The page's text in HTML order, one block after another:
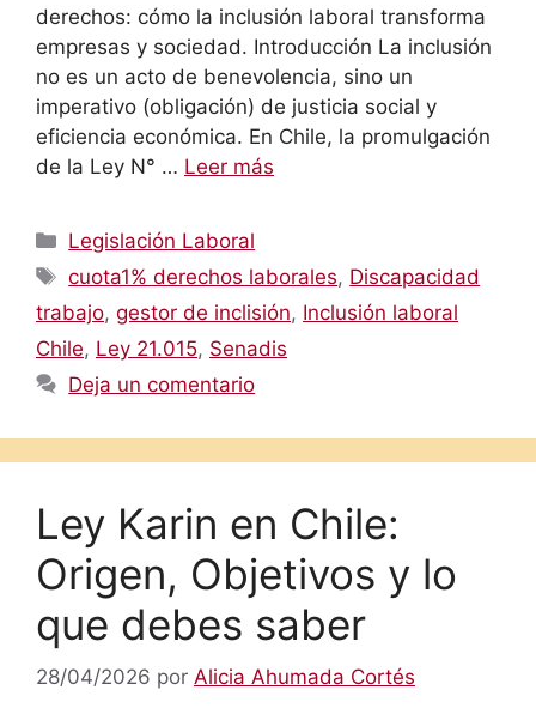
derechos: cómo la inclusión laboral transforma
empresas y sociedad. Introducción La inclusión
no es un acto de benevolencia, sino un
imperativo (obligación) de justicia social y
eficiencia económica. En Chile, la promulgación
de la Ley N° … Leer más
Categorías
Legislación Laboral
Etiquetas
cuota1% derechos laborales, Discapacidad
trabajo, gestor de inclisión, Inclusión laboral
Chile, Ley 21.015, Senadis
Deja un comentario
Ley Karin en Chile:
Origen, Objetivos y lo
que debes saber
28/04/2026 por Alicia Ahumada Cortés